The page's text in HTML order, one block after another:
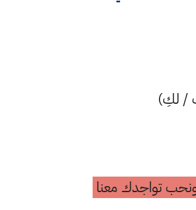
/ لكِ)
ونحب تواجدك معنا